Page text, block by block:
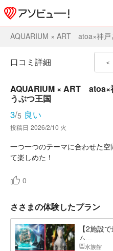
AQUARIUM × ART atoa×神戸
口コミ詳細
AQUARIUM × ART　atoa×
うぶつ王国
3/5 良い
投稿日 2026/2/10 火
一つ一つのテーマに合わせた
て楽しめた！
0
ささまの体験したプラン
【2施設
ム...
水族館